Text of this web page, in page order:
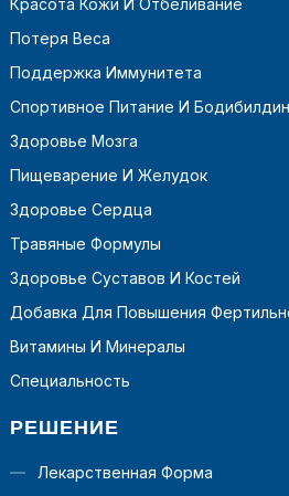
Потеря Веса
Поддержка Иммунитета
Спортивное Питание И
Здоровье Мозга
Пищеварение И Желудок
Здоровье Сердца
Травяные Формулы
Здоровье Суставов И Костей
Добавка Для Повышения
Витамины И Минералы
Специальность
РЕШЕНИЕ
Лекарственная Форма